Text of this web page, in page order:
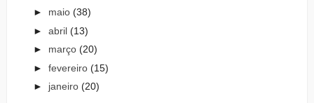
► maio (38)
► abril (13)
► março (20)
► fevereiro (15)
► janeiro (20)